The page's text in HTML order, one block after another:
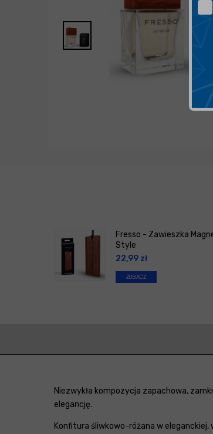
Fresso - Zawieszka
Style
22,99 zł
ZOBACZ
Niezwykła kompozycja zapachowa,
elegancję.
Konfitura śliwkowo-różana w